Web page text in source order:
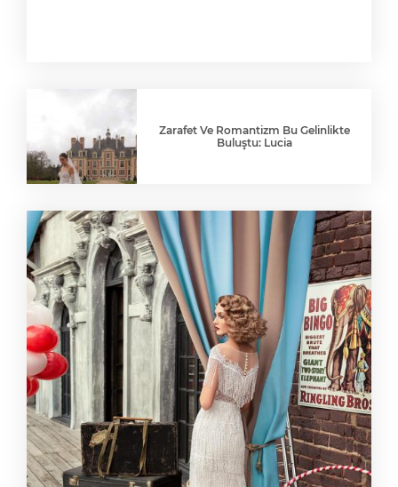
Zarafet Ve Romantizm Bu Gelinlikte
Buluştu: Lucia